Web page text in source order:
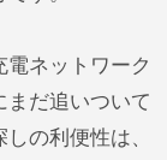
ネットワーク
だ追いついて
の利便性は、